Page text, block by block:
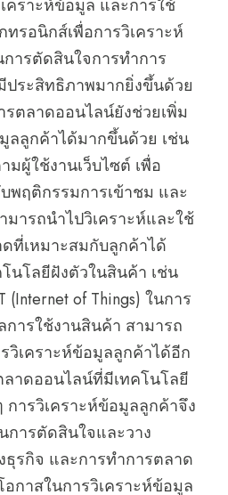
คราะห์ข้อมูล และการใช้
ทรอนิกส์เพื่อการวิเคราะห์
ารตัดสินใจการทำการ
ระสิทธิภาพมากยิ่งขึ้นด้วย
ตลาดออนไลน์ยังช่วยเพิ่ม
ลลูกค้าได้มากขึ้นด้วย เช่น
มผู้ใช้งานเว็บไซต์ เพื่อ
พฤติกรรมการเข้าชม และ
ารถนำไปวิเคราะห์และใช้
ที่เหมาะสมกับลูกค้าได้
นโลยีฝังตัวในสินค้า เช่น
(Internet of Things) ในการ
ารใช้งานสินค้า สามารถ
วิเคราะห์ข้อมูลลูกค้าได้อีก
าดออนไลน์ที่มีเทคโนโลยี
การวิเคราะห์ข้อมูลลูกค้าจึง
การตัดสินใจและวาง
รกิจ และการทำการตลาด
กาสในการวิเคราะห์ข้อมูล